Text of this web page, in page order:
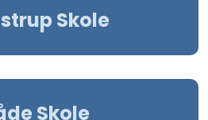
Skole
Skole